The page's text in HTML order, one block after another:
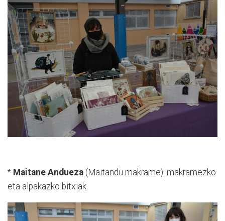
* Maitane Andueza (Maitandu makrame): makramezko
eta alpakazko bitxiak.